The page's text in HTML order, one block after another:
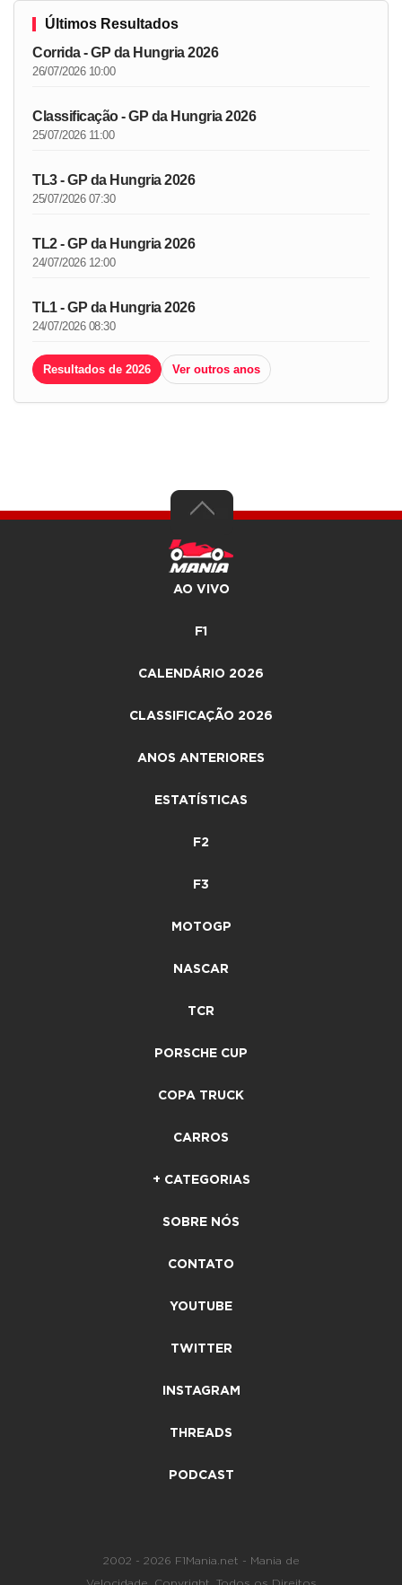
Últimos Resultados
Corrida - GP da Hungria 2026
26/07/2026 10:00
Classificação - GP da Hungria 2026
25/07/2026 11:00
TL3 - GP da Hungria 2026
25/07/2026 07:30
TL2 - GP da Hungria 2026
24/07/2026 12:00
TL1 - GP da Hungria 2026
24/07/2026 08:30
Resultados de 2026 Ver outros anos
AO VIVO
F1
CALENDÁRIO 2026
CLASSIFICAÇÃO 2026
ANOS ANTERIORES
ESTATÍSTICAS
F2
F3
MOTOGP
NASCAR
TCR
PORSCHE CUP
COPA TRUCK
CARROS
+ CATEGORIAS
SOBRE NÓS
CONTATO
YOUTUBE
TWITTER
INSTAGRAM
THREADS
PODCAST
2002 - 2026 F1Mania.net - Mania de